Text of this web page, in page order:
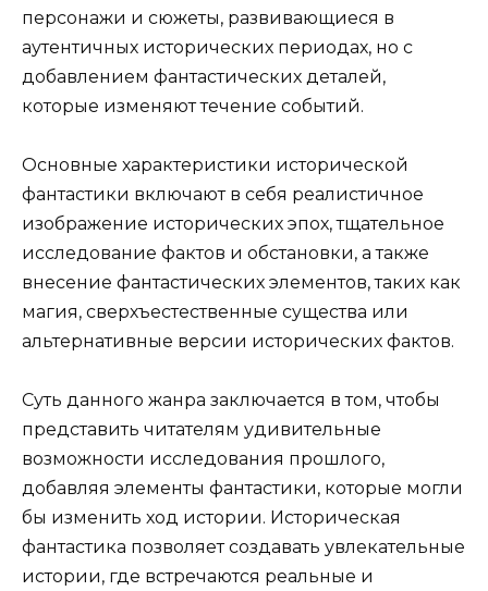
персонажи и сюжеты, развивающиеся в
аутентичных исторических периодах, но с
добавлением фантастических деталей,
которые изменяют течение событий.
Основные характеристики исторической
фантастики включают в себя реалистичное
изображение исторических эпох, тщательное
исследование фактов и обстановки, а также
внесение фантастических элементов, таких как
магия, сверхъестественные существа или
альтернативные версии исторических фактов.
Суть данного жанра заключается в том, чтобы
представить читателям удивительные
возможности исследования прошлого,
добавляя элементы фантастики, которые могли
бы изменить ход истории. Историческая
фантастика позволяет создавать увлекательные
истории, где встречаются реальные и